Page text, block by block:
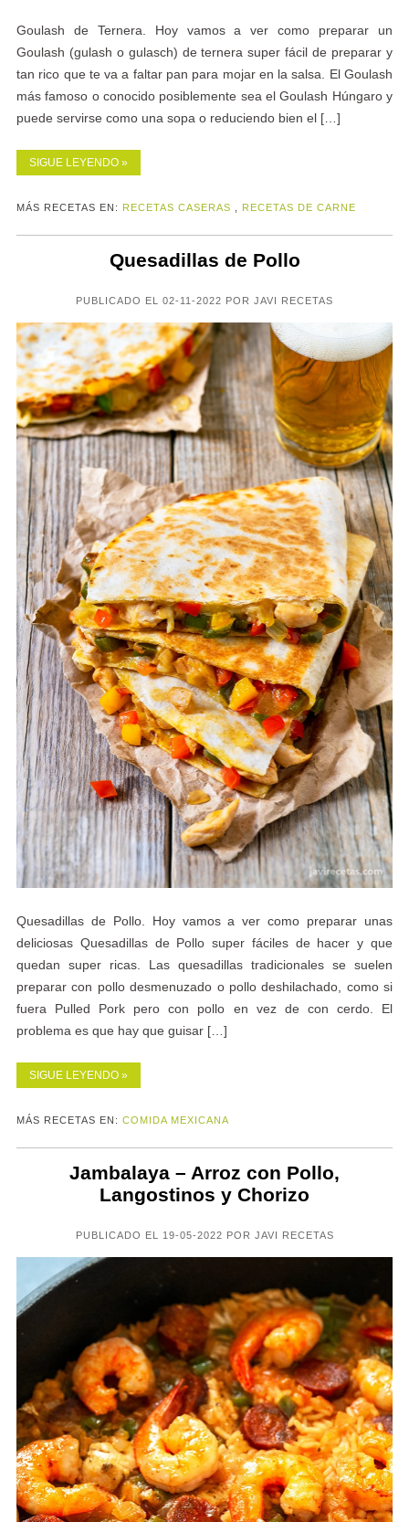
Goulash de Ternera. Hoy vamos a ver como preparar un
Goulash (gulash o gulasch) de ternera super fácil de preparar y
tan rico que te va a faltar pan para mojar en la salsa. El Goulash
más famoso o conocido posiblemente sea el Goulash Húngaro y
puede servirse como una sopa o reduciendo bien el […]
SIGUE LEYENDO »
MÁS RECETAS EN: RECETAS CASERAS , RECETAS DE CARNE
Quesadillas de Pollo
PUBLICADO EL 02-11-2022 POR JAVI RECETAS
Quesadillas de Pollo. Hoy vamos a ver como preparar unas
deliciosas Quesadillas de Pollo super fáciles de hacer y que
quedan super ricas. Las quesadillas tradicionales se suelen
preparar con pollo desmenuzado o pollo deshilachado, como si
fuera Pulled Pork pero con pollo en vez de con cerdo. El
problema es que hay que guisar […]
SIGUE LEYENDO »
MÁS RECETAS EN: COMIDA MEXICANA
Jambalaya – Arroz con Pollo,
Langostinos y Chorizo
PUBLICADO EL 19-05-2022 POR JAVI RECETAS